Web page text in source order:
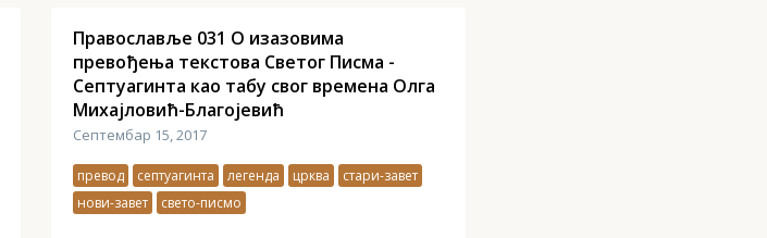
Православље 031 О изазовима
превођења текстова Светог Писма -
Септуагинта као табу свог времена Олга
Михајловић-Благојевић
Септембар 15, 2017
превод септуагинта легенда црква
стари-завет
нови-завет
свето-писмо